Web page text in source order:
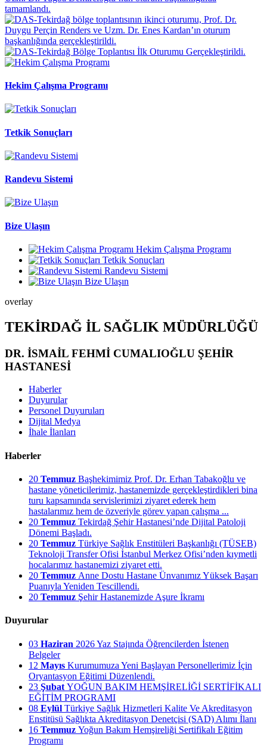
Hekim Çalışma Programı
Tetkik Sonuçları
Randevu Sistemi
Bize Ulaşın
Hekim Çalışma Programı
Tetkik Sonuçları
Randevu Sistemi
Bize Ulaşın
overlay
TEKİRDAĞ İL SAĞLIK MÜDÜRLÜĞÜ
DR. İSMAİL FEHMİ CUMALIOĞLU ŞEHİR
HASTANESİ
Haberler
Duyurular
Personel Duyuruları
Dijital Medya
İhale İlanları
Haberler
20 Temmuz Başhekimimiz Prof. Dr. Erhan Tabakoğlu ve
hastane yöneticilerimiz, hastanemizde gerçekleştirdikleri bina
turu kapsamında servislerimizi ziyaret ederek hem
hastalarımız hem de özveriyle görev yapan çalışma ...
20 Temmuz Tekirdağ Şehir Hastanesi’nde Dijital Patoloji
Dönemi Başladı.
20 Temmuz Türkiye Sağlık Enstitüleri Başkanlığı (TÜSEB)
Teknoloji Transfer Ofisi İstanbul Merkez Ofisi’nden kıymetli
hocalarımız hastanemizi ziyaret etti.
20 Temmuz Anne Dostu Hastane Ünvanımız Yüksek Başarı
Puanıyla Yeniden Tescillendi.
20 Temmuz Şehir Hastanemizde Aşure İkramı
Duyurular
03 Haziran 2026 Yaz Stajında Öğrencilerden İstenen
Belgeler
12 Mayıs Kurumumuza Yeni Başlayan Personellerimiz İçin
Oryantasyon Eğitimi Düzenlendi.
23 Şubat YOĞUN BAKIM HEMŞİRELİĞİ SERTİFİKALI
EĞİTİM PROGRAMI
08 Eylül Türkiye Sağlık Hizmetleri Kalite Ve Akreditasyon
Enstitüsü Sağlıkta Akreditasyon Denetçisi (SAD) Alımı İlanı
16 Temmuz Yoğun Bakım Hemşireliği Sertifikalı Eğitim
Programı